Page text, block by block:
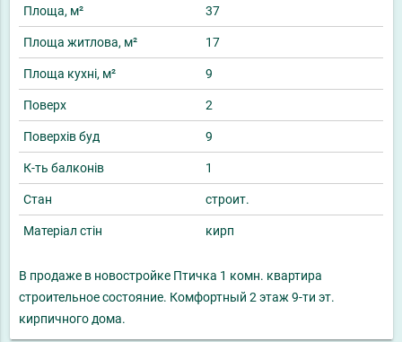
Площа, м² 37
Площа житлова, м² 17
Площа кухні, м² 9
Поверх 2
Поверхів буд 9
К-ть балконів 1
Стан строит.
Матеріал стін кирп
В продаже в новостройке Птичка 1 комн. квартира
строительное состояние. Комфортный 2 этаж 9-ти эт.
кирпичного дома.